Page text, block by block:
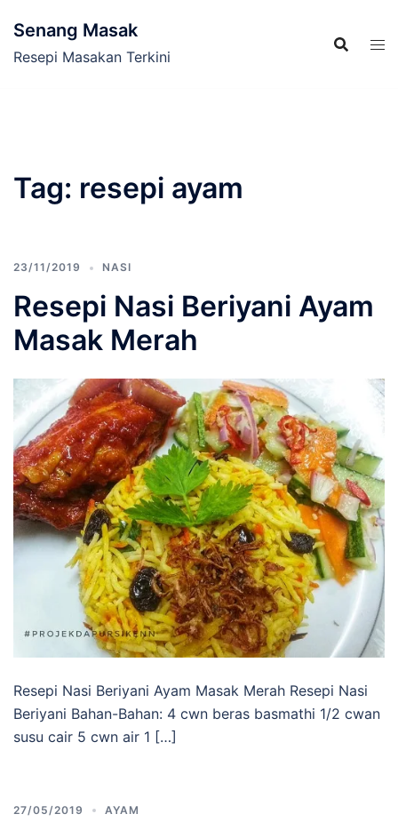
content
Senang Masak
Resepi Masakan Terkini
Tag: resepi ayam
23/11/2019 NASI
Resepi Nasi Beriyani Ayam
Masak Merah
Resepi Nasi Beriyani Ayam Masak Merah Resepi Nasi
Beriyani Bahan-Bahan: 4 cwn beras basmathi 1/2 cwan
susu cair 5 cwn air 1 […]
27/05/2019 AYAM